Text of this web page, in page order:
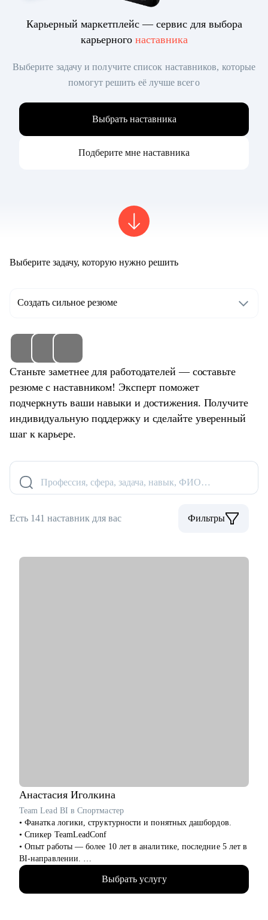
Карьерный маркетплейс — сервис для выбора
карьерного наставника
Выберите задачу и получите список наставников, которые
помогут решить её лучше всего
Выбрать наставника
Подберите мне наставника
Выберите задачу, которую нужно решить
Создать сильное резюме
Станьте заметнее для работодателей — составьте
резюме с наставником! Эксперт поможет
подчеркнуть ваши навыки и достижения. Получите
индивидуальную поддержку и сделайте уверенный
шаг к карьере.
Профессия, сфера, задача, навык, ФИО…
Есть 141 наставник для вас Фильтры
Анастасия Иголкина
Team Lead BI в Спортмастер
• Фанатка логики, структурности и понятных дашбордов.
• Спикер TeamLeadConf
• Опыт работы — более 10 лет в аналитике, последние 5 лет в
BI-направлении.
• 3 года руковожу BI-командой. Прошла путь от бизнес-
аналитика до Team Lead BI за год.
• Мой фокус - построение отчётности, визуализация данных,
Выбрать услугу